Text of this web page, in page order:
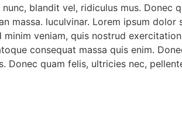
blandit vel, ridiculus mus. Donec
massa. luculvinar. Lorem ipsum dolor
veniam, quis nostrud
consequat massa quis enim.
Donec quam felis, ultricies nec,